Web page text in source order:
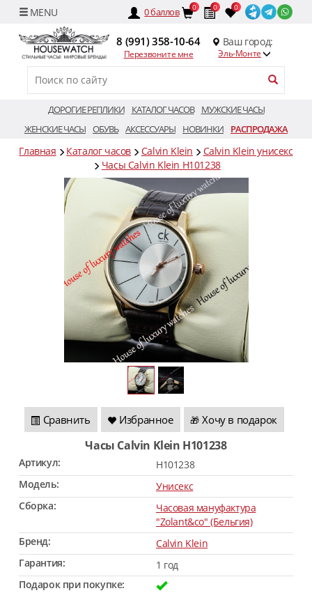
0баллов 0 0 0
8 (991) 358-10-64
Перезвоните мне
Ваш город:
Эль-Монте
ДОРОГИЕ РЕПЛИКИ КАТАЛОГ ЧАСОВ
МУЖСКИЕ ЧАСЫ
ЖЕНСКИЕ ЧАСЫ ОБУВЬ АКСЕССУАРЫ НОВИНКИ РАСПРОДАЖА
Главная Каталог часов Calvin Klein
Calvin Klein унисекс
Часы Calvin Klein H101238
Сравнить Избранное 🎁 Хочу в подарок
Часы Calvin Klein H101238
Артикул:
H101238
Модель:
Унисекс
Сборка:
Часовая мануфактура
"Zolant&co" (Бельгия)
Бренд:
Calvin Klein
Гарантия:
1 год
Подарок при покупке: